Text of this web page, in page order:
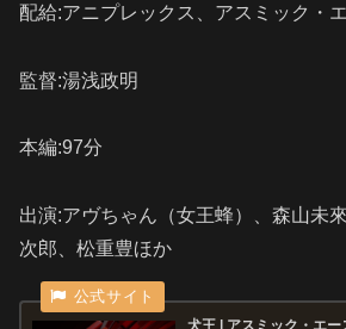
配給:アニプレックス、アスミック・
監督:湯浅政明
本編:97分
出演:アヴちゃん（女王蜂）、森山未
次郎、松重豊ほか